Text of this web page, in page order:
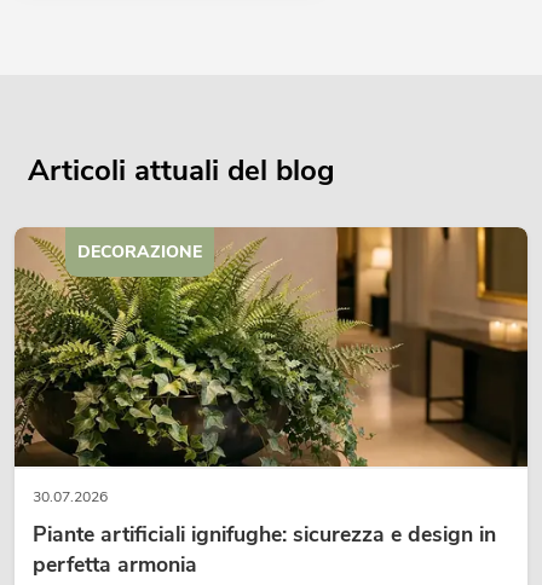
Articoli attuali del blog
30.07.2026
Piante artificiali ignifughe: sicurezza e design in
perfetta armonia
DECORAZIONE